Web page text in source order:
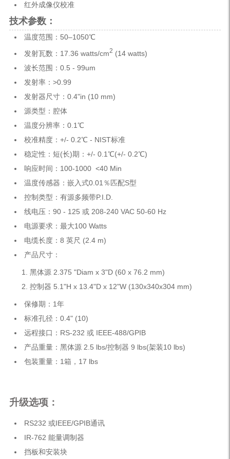
红外成像仪校准
技术参数：
温度范围：50–1050℃
发射瓦数：17.36 watts/cm2 (14 watts)
波长范围：0.5 - 99um
发射率：>0.99
发射器尺寸：0.4"in (10 mm)
源类型：腔体
温度分辨率：0.1℃
校准精度：+/- 0.2℃ - NIST标准
稳定性：短(长)期：+/- 0.1℃(+/- 0.2℃)
响应时间：100-1000 <40 Min
温度传感器：嵌入式0.01％匹配S型
控制类型：有源多频带P.I.D.
线电压：90 - 125 或 208-240 VAC 50-60 Hz
电源要求：最大100 Watts
电缆长度：8 英尺 (2.4 m)
产品尺寸：
黑体源 2.375 "Diam x 3"D (60 x 76.2 mm)
控制器 5.1"H x 13.4"D x 12"W (130x340x304 mm)
保修期：1年
标准孔径：0.4" (10)
远程接口：RS-232 或 IEEE-488/GPIB
产品重量：黑体源 2.5 lbs/控制器 9 lbs(架装10 lbs)
包装重量：1箱，17 lbs
升级选项：
RS232 或IEEE/GPIB通讯
IR-762 能量调制器
挡板和安装块